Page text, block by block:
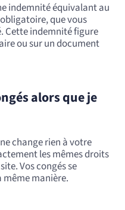
indemnité équivalant au
que vous
Cette indemnité figure
ou sur un document
alors que je
change rien à votre
les mêmes droits
Vos congés se
même manière.